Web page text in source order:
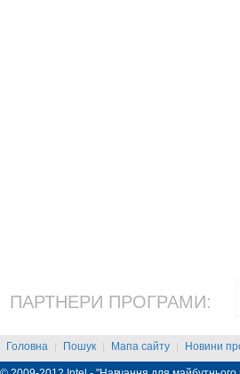
ПАРТНЕРИ ПРОГРАМИ:
Головна | Пошук | Мапа сайту | Новини